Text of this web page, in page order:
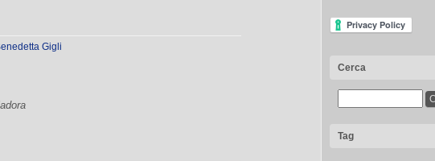
Gigli
Cerca
Tag